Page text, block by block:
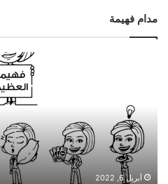
مدام فهيمة
أبريل 6, 2022